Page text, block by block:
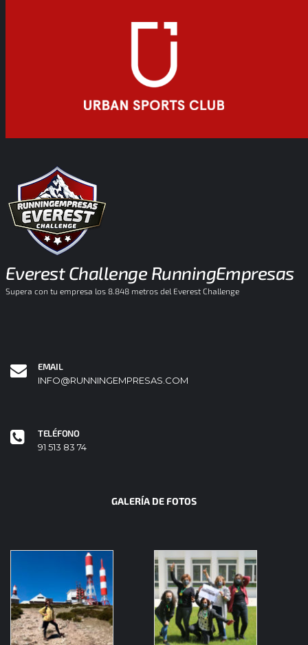
Everest Challenge RunningEmpresas
Supera con tu empresa los 8.848 metros del Everest Challenge
EMAIL
INFO@RUNNINGEMPRESAS.COM
TELÉFONO
91 513 83 74
GALERÍA DE FOTOS